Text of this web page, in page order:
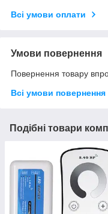
Всі умови оплати
Умови повернення
Повернення товару
Всі умови повернення
Подібні товари